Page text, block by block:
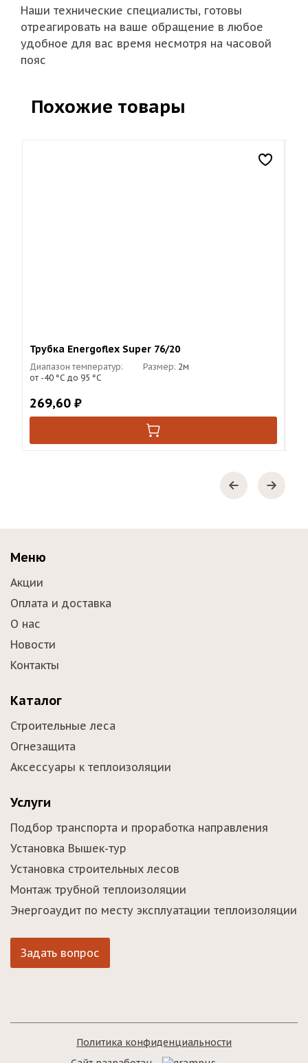
Наши технические специалисты, готовы
отреагировать на ваше обращение в любое
удобное для вас время несмотря на часовой
пояс
Похожие товары
Трубка Energoflex Super 76/20
Диапазон температур:
от -40 °С до 95 °С
Размер: 2м
269,60 ₽
Меню
Акции
Оплата и доставка
О нас
Новости
Контакты
Каталог
Строительные леса
Огнезащита
Аксессуары к теплоизоляции
Услуги
Подбор транспорта и проработка направления
Установка Вышек-тур
Установка строительных лесов
Монтаж трубной теплоизоляции
Энергоаудит по месту эксплуатации теплоизоляции
Задать вопрос
Политика конфиденциальности